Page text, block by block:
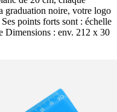
graduation noire, votre logo
points forts sont : échelle
Dimensions : env. 212 x 30